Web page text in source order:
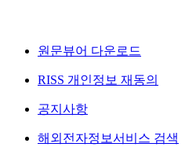
원문뷰어 다운로드
RISS 개인정보 재동의
공지사항
해외전자정보서비스 검색